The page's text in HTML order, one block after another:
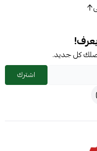
كل جديد.
اشترك